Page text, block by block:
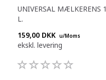
UNIVERSAL MÆLKERENS 1
L.
159,00 DKK u/Moms
ekskl. levering